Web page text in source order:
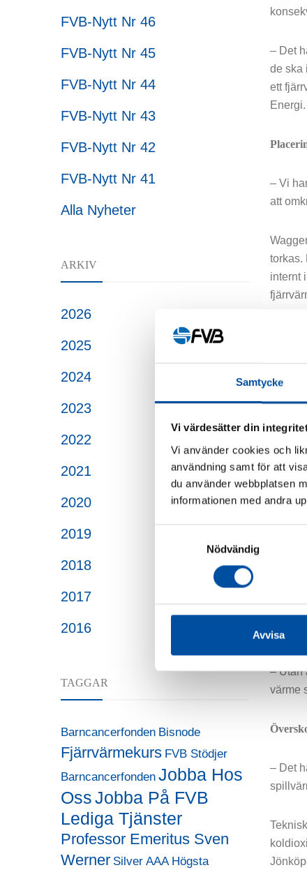
Samtycke
Vi värdesätter din
Vi använder cookies och
användning samt för att
du använder webbplatsen
informationen med andra
Nödvändig
Avvisa
FVB-Nytt Nr 46
FVB-Nytt Nr 45
FVB-Nytt Nr 44
FVB-Nytt Nr 43
FVB-Nytt Nr 42
FVB-Nytt Nr 41
Alla Nyheter
ARKIV
2026
2025
2024
2023
2022
2021
2020
2019
2018
2017
2016
TAGGAR
Barncancerfonden Bisnode
Fjärrvärmekurs FVB Stödjer
Barncancerfonden Jobba Hos
OssJobba På FVB
Lediga Tjänster
Professor Emeritus Sven
Werner Silver AAA Högsta
– Det
de ska
ett
Energi.
– Vi
att
torkas.
internt
även
det
har
– Vi
–
det
som i
Här
– Utan
värme
– Det